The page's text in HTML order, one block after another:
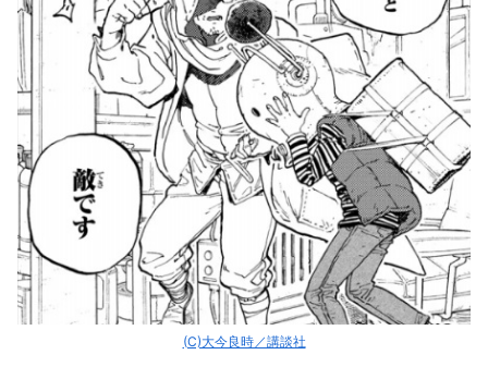
(C)大今良時／講談社